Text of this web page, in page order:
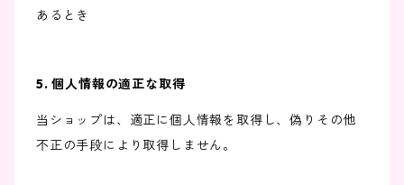
あるとき
5. 個人情報の適正な取得
当ショップは、適正に個人情報を取得し、偽りその他
不正の手段により取得しません。